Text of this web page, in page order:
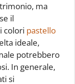
ma
il
colori pastello
ideale,
potrebbero
In generale,
si